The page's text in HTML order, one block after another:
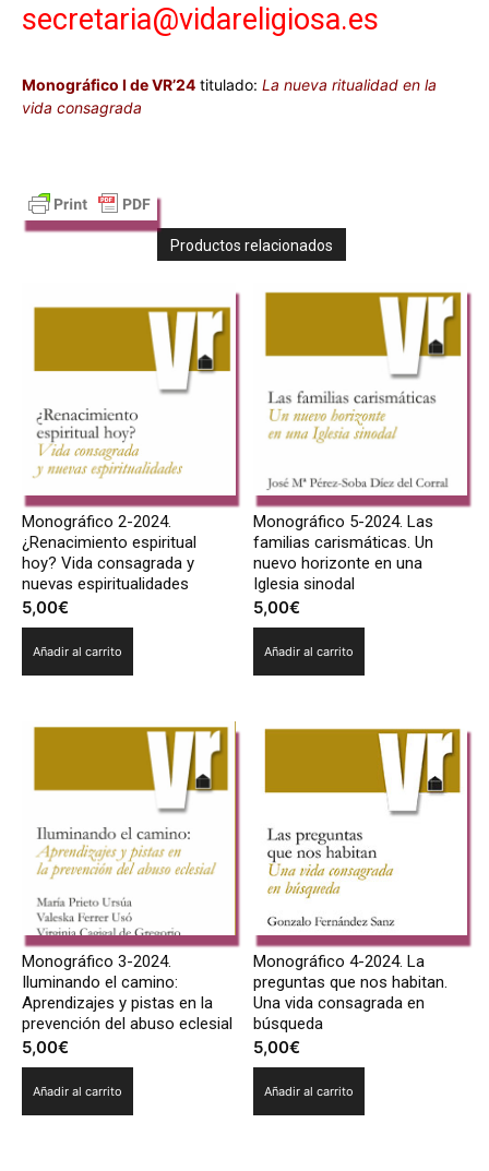
secretaria@vidareligiosa.es
Monográfico I de VR’24 titulado: La nueva ritualidad en la
vida consagrada
Productos relacionados
Monográfico 2-2024.
¿Renacimiento espiritual
hoy? Vida consagrada y
nuevas espiritualidades
5,00€
Añadir al carrito
Monográfico 5-2024. Las
familias carismáticas. Un
nuevo horizonte en una
Iglesia sinodal
5,00€
Añadir al carrito
Monográfico 3-2024.
Iluminando el camino:
Aprendizajes y pistas en la
prevención del abuso eclesial
5,00€
Añadir al carrito
Monográfico 4-2024. La
preguntas que nos habitan.
Una vida consagrada en
búsqueda
5,00€
Añadir al carrito